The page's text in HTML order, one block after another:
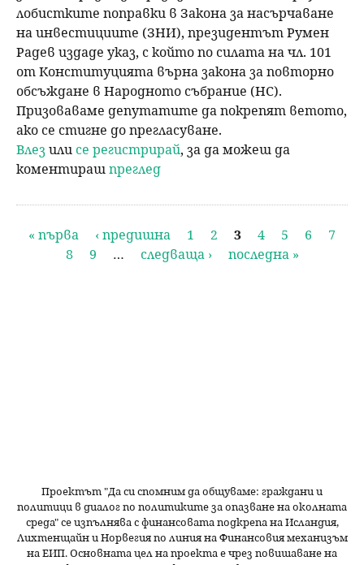
лобистките поправки в Закона за насърчаване
на инвестициите (ЗНИ), президентът Румен
Радев издаде указ, с който по силата на чл. 101
от Конституцията върна закона за повторно
обсъждане в Народното събрание (НС). ​
Призоваваме депутатите да покрепят ветото,
ако се стигне до прегласуване.
Влезили се регистрирай, за да можеш да
коментирашпреглед
« първа ‹ предишна 1 2 3 4 5 6
7
8
9 … следваща › последна »
Проектът "Да си спомним даобщуваме: граждани и
политици в диалог по политиките за опазване на околната
среда" се изпълнява с финансовата подкрепа на Исландия,
Лихтенщайн и Норвегия по линия на Финансовия механизъм
на ЕИП. Основната цел на проекта е чрез повишаване на